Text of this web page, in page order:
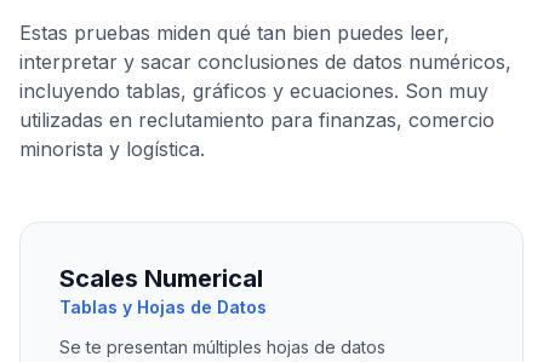
Estas pruebas miden qué tan bien puedes leer,
interpretar y sacar conclusiones de datos numéricos,
incluyendo tablas, gráficos y ecuaciones. Son muy
utilizadas en reclutamiento para finanzas, comercio
minorista y logística.
Scales Numerical
Tablas y Hojas de Datos
Se te presentan múltiples hojas de datos